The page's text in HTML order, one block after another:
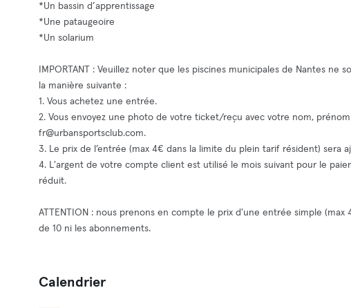
*Un bassin d’apprentissage
*Une pataugeoire
*Un solarium
IMPORTANT : Veuillez noter que les piscines municipales de Nantes
la manière suivante :
1. Vous achetez une entrée.
2. Vous envoyez une photo de votre ticket/reçu avec votre nom,
fr@urbansportsclub.com.
3. Le prix de l’entrée (max 4€ dans la limite du plein tarif résident) sera
4. L'argent de votre compte client est utilisé le mois suivant pour le
réduit.
ATTENTION : nous prenons en compte le prix d'une entrée simple
de 10 ni les abonnements.
Calendrier